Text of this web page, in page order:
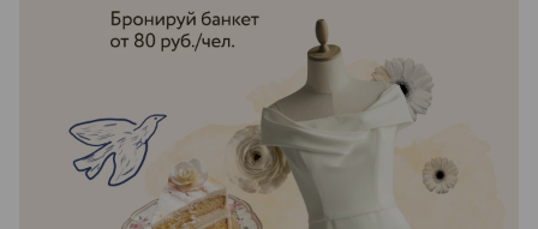
ЭФФЕКТИВНАЯ РЕКЛАМА НА САЙТЕ